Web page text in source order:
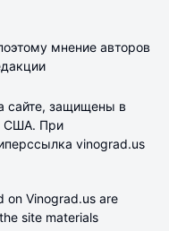
мнение авторов
сайте, защищены в
США. При
vinograd.us
on Vinograd.us are
site materials